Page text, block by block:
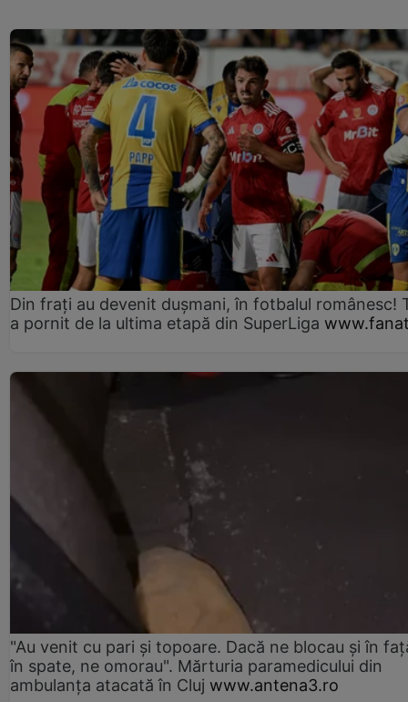
Din frați au devenit dușmani, în fotbalul românesc!
a pornit de la ultima etapă din SuperLiga
"Au venit cu pari și topoare. Dacă ne blocau şi în
în spate, ne omorau". Mărturia paramedicului din
ambulanţa atacată în Cluj www.antena3.ro